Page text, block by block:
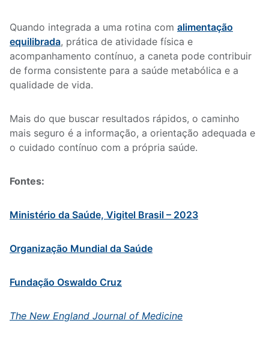
Quando integrada a uma rotina com alimentação
equilibrada, prática de atividade física e
acompanhamento contínuo, a caneta pode contribuir
de forma consistente para a saúde metabólica e a
qualidade de vida.
Mais do que buscar resultados rápidos, o caminho
mais seguro é a informação, a orientação adequada e
o cuidado contínuo com a própria saúde.
Fontes:
Ministério da Saúde, Vigitel Brasil – 2023
Organização Mundial da Saúde
Fundação Oswaldo Cruz
The New England Journal of Medicine